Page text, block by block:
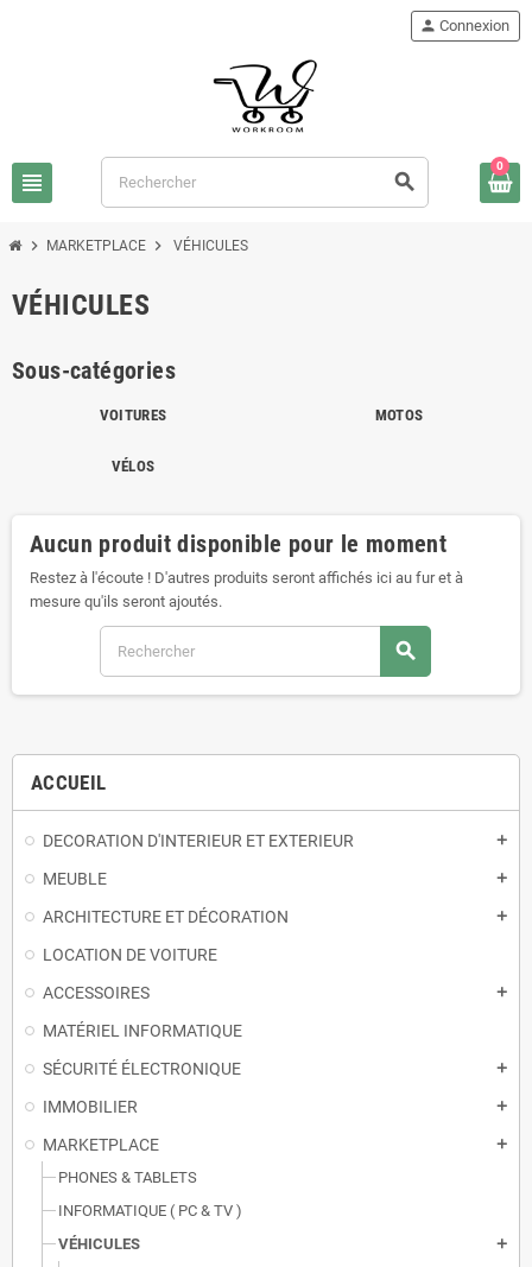
view_headline search
person Connexion
0
chevron_right MARKETPLACE chevron_right VÉHICULES
ACCUEIL
DECORATION D'INTERIEUR ET EXTERIEUR add
MEUBLE add
ARCHITECTURE ET DÉCORATION add
LOCATION DE VOITURE
ACCESSOIRES
add
MATÉRIEL INFORMATIQUE
SÉCURITÉ ÉLECTRONIQUE
add
IMMOBILIER add
MARKETPLACE add
PHONES & TABLETS
INFORMATIQUE ( PC & TV )
VÉHICULES
add
VÉHICULES
Sous-catégories
VOITURES MOTOS
VÉLOS
Aucun produit disponible pour le moment
Restez à l'écoute ! D'autres produits seront affichés ici au fur et à
mesure qu'ils seront ajoutés.
search